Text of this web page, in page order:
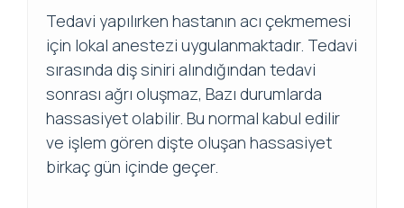
Tedavi yapılırken hastanın acı çekmemesi
için lokal anestezi uygulanmaktadır. Tedavi
sırasında diş siniri alındığından tedavi
sonrası ağrı oluşmaz, Bazı durumlarda
hassasiyet olabilir. Bu normal kabul edilir
ve işlem gören dişte oluşan hassasiyet
birkaç gün içinde geçer.